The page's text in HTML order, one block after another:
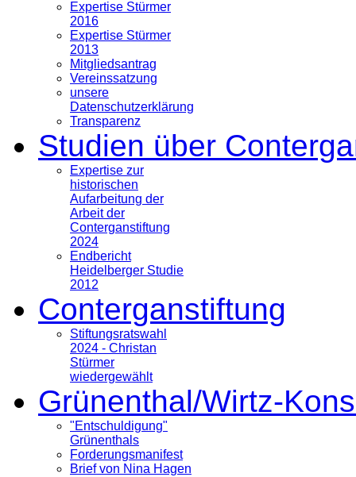
Expertise Stürmer
2016
Expertise Stürmer
2013
Mitgliedsantrag
Vereinssatzung
unsere
Datenschutzerklärung
Transparenz
Studien über
Expertise zur
historischen
Aufarbeitung der
Arbeit der
Conterganstiftung
2024
Endbericht
Heidelberger Studie
2012
Conterganstiftung
Stiftungsratswahl
2024 - Christan
Stürmer
wiedergewählt
Grünenthal/Wirtz-
"Entschuldigung"
Grünenthals
Forderungsmanifest
Brief von Nina Hagen